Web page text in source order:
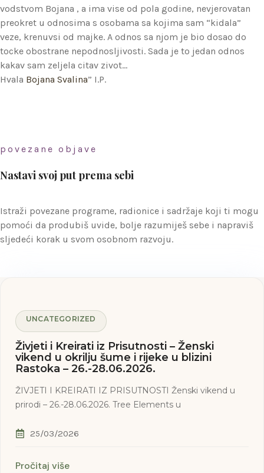
vodstvom Bojana , a ima vise od pola godine, nevjerovatan
preokret u odnosima s osobama sa kojima sam “kidala”
veze, krenuvsi od majke. A odnos sa njom je bio dosao do
tocke obostrane nepodnosljivosti. Sada je to jedan odnos
kakav sam zeljela citav zivot…
Hvala Bojana Svalina” I.P.
povezane objave
Nastavi svoj put prema sebi
Istraži povezane programe, radionice i sadržaje koji ti mogu
pomoći da produbiš uvide, bolje razumiješ sebe i napraviš
sljedeći korak u svom osobnom razvoju.
UNCATEGORIZED
Živjeti i Kreirati iz Prisutnosti – Ženski
vikend u okrilju šume i rijeke u blizini
Rastoka – 26.-28.06.2026.
ŽIVJETI I KREIRATI IZ PRISUTNOSTI Ženski vikend u
prirodi – 26.-28.06.2026. Tree Elements u
25/03/2026
Pročitaj više